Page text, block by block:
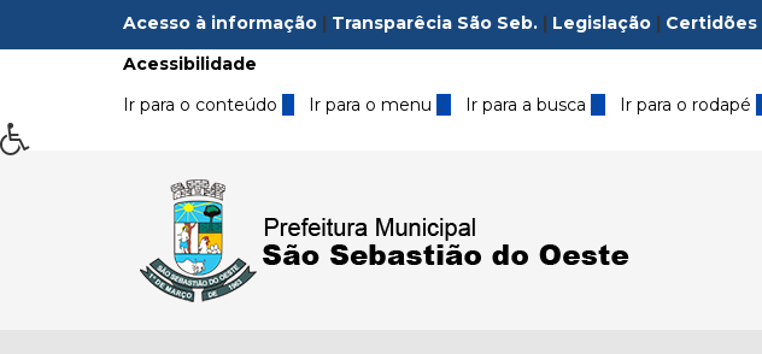
Acesso à informação | Transparêcia São Seb. | Legislação | Certidões
Acessibilidade
Ir para o conteúdo 1 Ir para o menu 2 Ir para a busca3 Ir para o rodapé